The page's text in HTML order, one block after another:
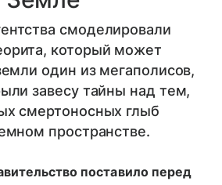
смоделировали
который может
один из мегаполисов,
завесу тайны над тем,
смертоносных глыб
пространстве.
поставило перед